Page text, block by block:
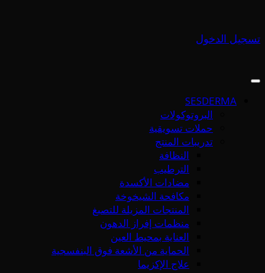
تسجيل الدخول
SESDERMA
البروتوكولات
حملات تسويقية
تدريبات المنتج
النظافة
الترطيب
مضادات الأكسدة
مكافحة الشيخوخة
المنتجات المزيلة للتصبغ
منظمات إفراز الدهون
العناية بمحيط العين
الحماية من الأشعة فوق البنفسجية
علاج الإكزيما